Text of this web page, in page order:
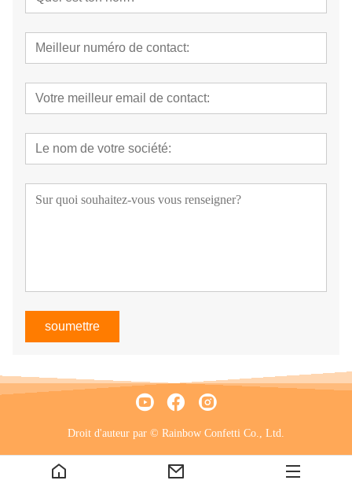
soumettre
Droit d'auteur par © Rainbow Confetti Co., Ltd.